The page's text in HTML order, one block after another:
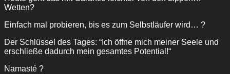
Wetten?
Einfach mal probieren, bis es zum Selbstläufer wird… ?
Der Schlüssel des Tages: “Ich öffne mich meiner Seele und
erschließe dadurch mein gesamtes Potential!“
Namasté ?